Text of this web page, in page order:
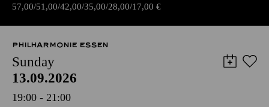
57,00 51,00 42,00 35,00 28,00 17,00 €
PHILHARMONIE ESSEN
Sunday
13.09.2026
19:00 - 21:00